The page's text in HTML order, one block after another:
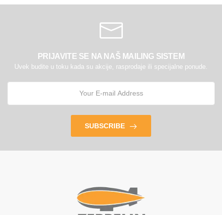
PRIJAVITE SE NA NAŠ MAILING SISTEM
Uvek budite u toku kada su akcije, rasprodaje ili specijalne ponude.
SUBSCRIBE